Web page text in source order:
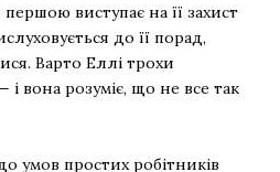
виступає на її захист
до її порад,
Варто Еллі трохи
і вона розуміє, що не все так
умов простих робітників